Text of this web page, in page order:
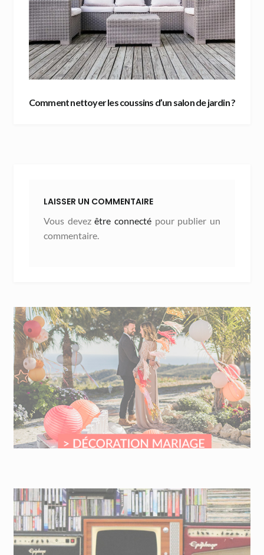
Comment nettoyer les coussins d’un salon de jardin ?
LAISSER UN COMMENTAIRE
Vous devezêtre connecté pour publier un
commentaire.